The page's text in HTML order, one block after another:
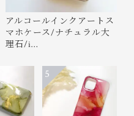
アルコールインクアートス
マホケース/ナチュラル大
理石/i…
5